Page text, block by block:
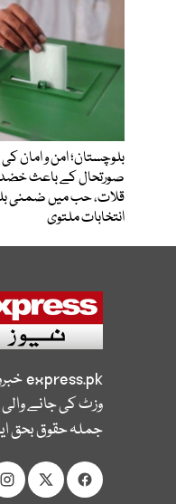
بلوچستان؛ امن و امان کی
صورتحال کے باعث
قلات، حب میں ضمنی
انتخابات ملتوی
express.pk
وزٹ کی جانے
جملہ حقوق بحق